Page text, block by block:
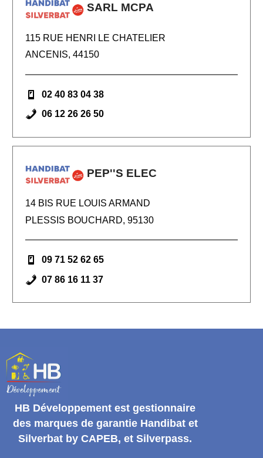
SARL MCPA
115 RUE HENRI LE CHATELIER
ANCENIS, 44150
02 40 83 04 38
06 12 26 26 50
PEP''S ELEC
14 BIS RUE LOUIS ARMAND
PLESSIS BOUCHARD, 95130
09 71 52 62 65
07 86 16 11 37
HB Développement est gestionnaire
des marques de garantie Handibat et
Silverbat by CAPEB, et Silverpass.